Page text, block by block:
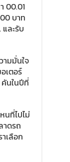
00.01
บาท
ละรับ
ามมั่นใจ
เตอร์
นในปีที่
นที่ไปไม่
าดรถ
เลือก